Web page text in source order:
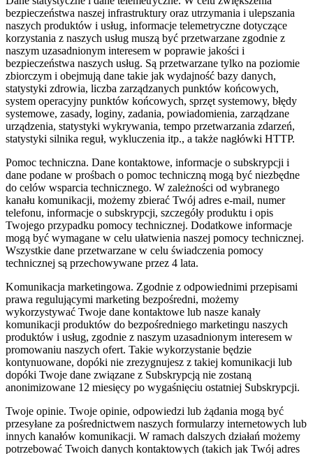
bezpieczeństwa naszej infrastruktury oraz utrzymania i ulepszania
naszych produktów i usług, informacje telemetryczne dotyczące
korzystania z naszych usług muszą być przetwarzane zgodnie z
naszym uzasadnionym interesem w poprawie jakości i
bezpieczeństwa naszych usług. Są przetwarzane tylko na poziomie
zbiorczym i obejmują dane takie jak wydajność bazy danych,
statystyki zdrowia, liczba zarządzanych punktów końcowych,
system operacyjny punktów końcowych, sprzęt systemowy, błędy
systemowe, zasady, loginy, zadania, powiadomienia, zarządzane
urządzenia, statystyki wykrywania, tempo przetwarzania zdarzeń,
statystyki silnika reguł, wykluczenia itp., a także nagłówki HTTP.
Pomoc techniczna. Dane kontaktowe, informacje o subskrypcji i
dane podane w prośbach o pomoc techniczną mogą być niezbędne
do celów wsparcia technicznego. W zależności od wybranego
kanału komunikacji, możemy zbierać Twój adres e-mail, numer
telefonu, informacje o subskrypcji, szczegóły produktu i opis
Twojego przypadku pomocy technicznej. Dodatkowe informacje
mogą być wymagane w celu ułatwienia naszej pomocy technicznej.
Wszystkie dane przetwarzane w celu świadczenia pomocy
technicznej są przechowywane przez 4 lata.
Komunikacja marketingowa. Zgodnie z odpowiednimi przepisami
prawa regulującymi marketing bezpośredni, możemy
wykorzystywać Twoje dane kontaktowe lub nasze kanały
komunikacji produktów do bezpośredniego marketingu naszych
produktów i usług, zgodnie z naszym uzasadnionym interesem w
promowaniu naszych ofert. Takie wykorzystanie będzie
kontynuowane, dopóki nie zrezygnujesz z takiej komunikacji lub
dopóki Twoje dane związane z Subskrypcją nie zostaną
anonimizowane 12 miesięcy po wygaśnięciu ostatniej Subskrypcji.
Twoje opinie. Twoje opinie, odpowiedzi lub żądania mogą być
przesyłane za pośrednictwem naszych formularzy internetowych lub
innych kanałów komunikacji. W ramach dalszych działań możemy
potrzebować Twoich danych kontaktowych (takich jak Twój adres